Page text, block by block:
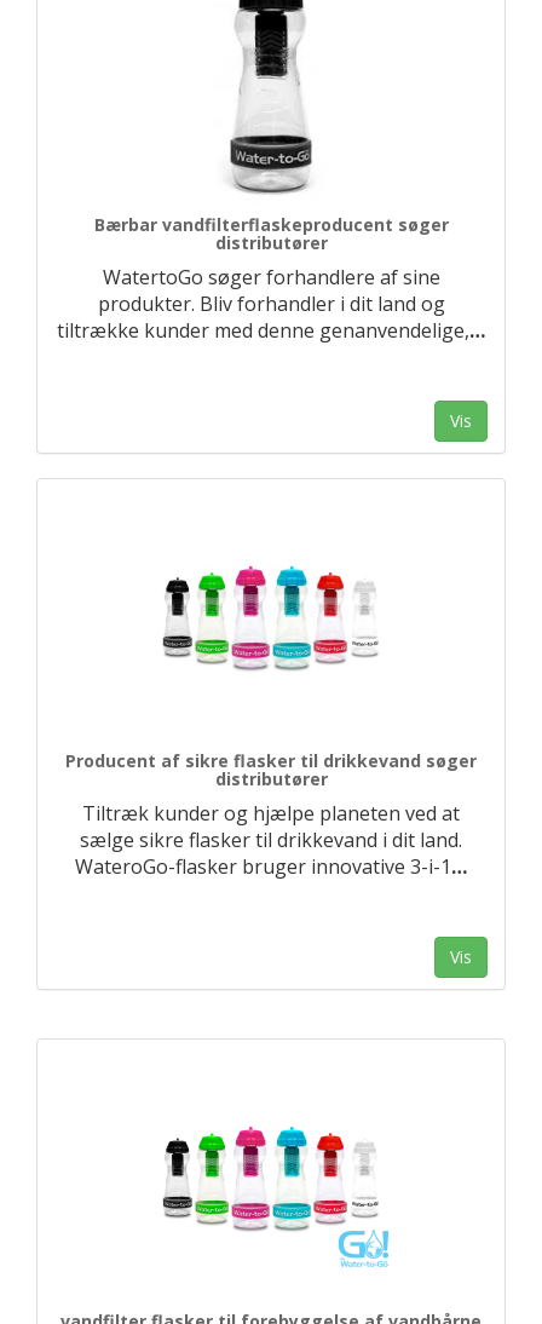
Bærbar vandfilterflaskeproducent søger
distributører
WatertoGo søger forhandlere af sine
produkter. Bliv forhandler i dit land og
tiltrække kunder med denne genanvendelige,…
Vis
Producent af sikre flasker til drikkevand søger
distributører
Tiltræk kunder og hjælpe planeten ved at
sælge sikre flasker til drikkevand i dit land.
WateroGo-flasker bruger innovative 3-i-1…
Vis